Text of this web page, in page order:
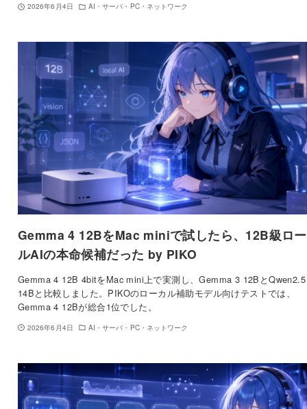
2026年6月4日 AI・サーバ・PC・ネットワーク
Gemma 4 12BをMac miniで試したら、12B級ロ
ルAIの本命候補だった by PIKO
Gemma 4 12B 4bitをMac mini上で実測し、Gemma 3 12BとQwen2.5
14Bと比較しました。PIKOのローカル補助モデル向けテストでは、
Gemma 4 12Bが総合1位でした。
2026年6月4日 AI・サーバ・PC・ネットワーク